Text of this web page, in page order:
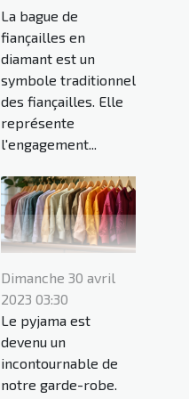
La bague de
fiançailles en
diamant est un
symbole traditionnel
des fiançailles. Elle
représente
l'engagement...
Dimanche 30 avril
2023 03:30
Le pyjama est
devenu un
incontournable de
notre garde-robe.